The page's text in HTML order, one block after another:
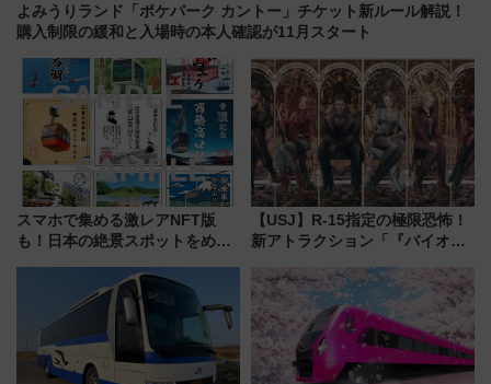
よみうりランド「ポケパーク カントー」チケット新ルール解説！
購入制限の緩和と入場時の本人確認が11月スタート
スマホで集める激レアNFT版
も！日本の絶景スポットをめぐ
ん)」企画がスタート
【USJ】R-15指定の極限恐怖！
新アトラクション「『バイオハ
ブ」今秋登場 ―予測不能の恐
怖に泣き叫べ―